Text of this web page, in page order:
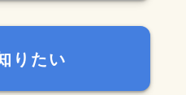
りたい